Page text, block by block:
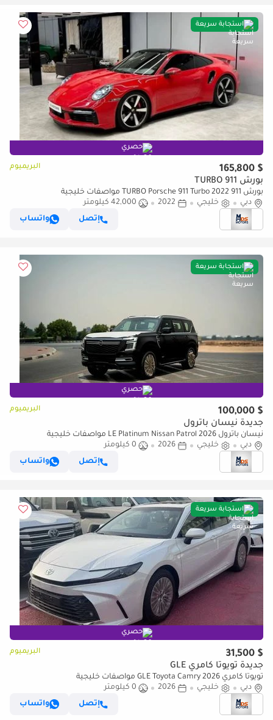
استجابة سريعة
حصري
$ 165,800 البريميوم
بورش 911 TURBO
بورش 911 TURBO Porsche 911 Turbo 2022 مواصفات خليجية
دبي
خليجي 2022
42,000 كيلومتر
إتصل
واتساب
استجابة سريعة
حصري
$ 100,000 البريميوم
جديدة نيسان باترول
نيسان باترول LE Platinum Nissan Patrol 2026 مواصفات خليجية
دبي
خليجي 2026
0 كيلومتر
إتصل
واتساب
استجابة سريعة
حصري
$ 31,500 البريميوم
جديدة تويوتا كامري GLE
تويوتا كامري GLE Toyota Camry 2026 مواصفات خليجية
دبي
خليجي 2026
0 كيلومتر
إتصل
واتساب